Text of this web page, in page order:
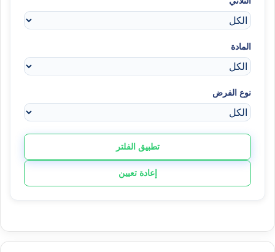
المادة
نوع الفرض
تطبيق الفلتر
إعادة تعيين